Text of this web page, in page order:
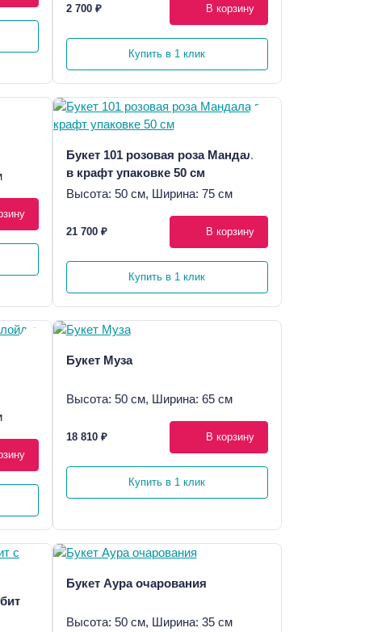
2 700 ₽ В корзину
Купить в 1 клик
Букет 101 розовая роза Мандала
в крафт упаковке 50 см
Высота: 50 см, Ширина: 75 см
21 700 ₽ В корзину
Купить в 1 клик
Букет Муза
Высота: 50 см, Ширина: 65 см
18 810 ₽ В корзину
Купить в 1 клик
с
Букет Аура очарования
Высота: 50 см, Ширина: 35 см